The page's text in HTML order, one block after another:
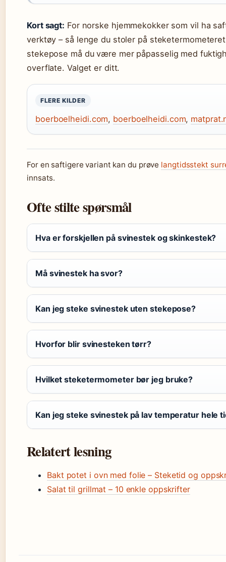
Kort sagt: For norske hjemmekokker som vil ha
verktøy – så lenge du stoler på
stekepose må du være mer påpasselig med
overflate. Valget er ditt.
FLERE KILDER
boerboelheidi.com, boerboelheidi.com,
For en saftigere variant kan du prøve langtidsstekt
innsats.
Ofte stilte spørsmål
Hva er forskjellen på svinestek og skinkestek?
Må svinestek ha svor?
Kan jeg steke svinestek uten stekepose?
Hvorfor blir svinesteken tørr?
Hvilket steketermometer bør jeg bruke?
Kan jeg steke svinestek på lav temperatur hele
Relatert lesning
Bakt potet i ovn med folie – Steketid og
Salat til grillmat – 10 enkle oppskrifter